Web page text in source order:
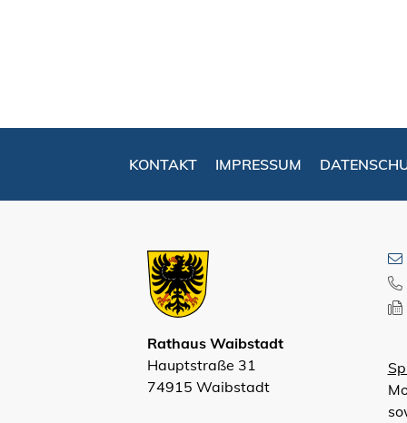
KONTAKT IMPRESSUM
Rathaus Waibstadt
Hauptstraße 31
74915 Waibstadt